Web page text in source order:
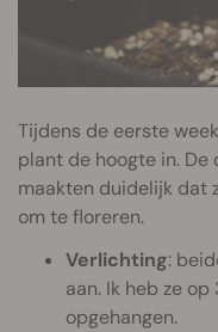
Tijdens de eerste
plant de hoogte in. De
maakten duidelijk dat
om te floreren.
Verlichting:
aan. Ik heb ze
opgehangen.